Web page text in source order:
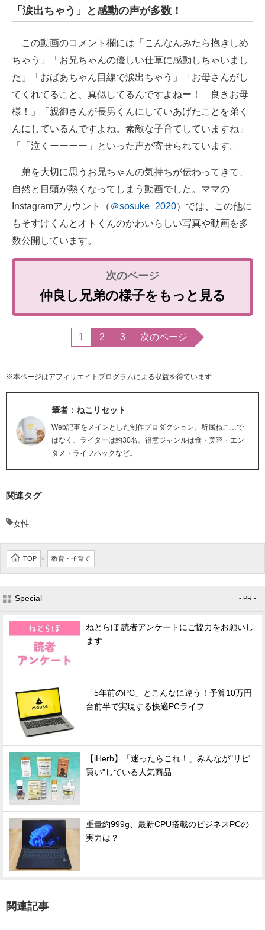
「涙出ちゃう」と感動の声が多数！
この動画のコメント欄には「こんなんみたら抱きしめ
ちゃう」「お兄ちゃんの優しい仕草に感動しちゃいまし
た」「おばあちゃん目線で涙出ちゃう」「お母さんがし
てくれてること、真似してるんですよねー！ 良きお母
様！」「親御さんが長男くんにしていあげたことを弟く
んにしているんですよね。素敵な子育てしていますね」
「「泣くーーーー」といった声が寄せられています。
弟を大切に思うお兄ちゃんの気持ちが伝わってきて、
自然と目頭が熱くなってしまう動画でした。ママの
Instagramアカウント（ ＠sosuke_2020）では、この他に
もそすけくんとオトくんのかわいらしい写真や動画を多
数公開しています。
仲良し兄弟の様子をもっと見る
1 2 3 次のページ
※本ページはアフィリエイトプログラムによる収益を得ています
筆者：ねこリセット
Web記事をメインとした制作プロダクション。所属ねこ…で
はなく、ライターは約30名。得意ジャンルは食・美容・エン
タメ・ライフハックなど。
関連タグ
女性
TOP > 教育・子育て
Special - PR -
ねとらぼ 読者アンケートにご協力をお願いし
ます
「5年前のPC」とこんなに違う！予算10万円
台前半で実現する快適PCライフ
【iHerb】「迷ったらこれ！」みんなが"リピ
買い"している人気商品
重量約999g、最新CPU搭載のビジネスPCの
実力は？
関連記事